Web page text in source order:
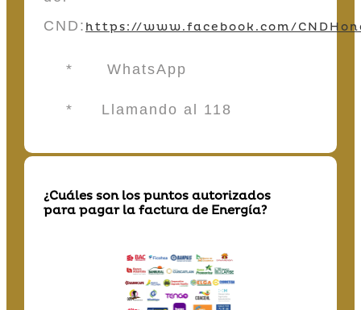
CND: https://www.facebook.com/
* WhatsApp
* Llamando al 118
¿Cuáles son los puntos autorizados
para pagar la factura de Energía?